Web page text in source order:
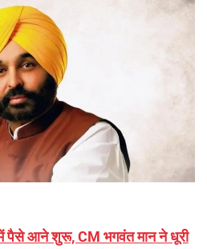
पैसे आने शुरू, CM भगवंत मान ने धूरी